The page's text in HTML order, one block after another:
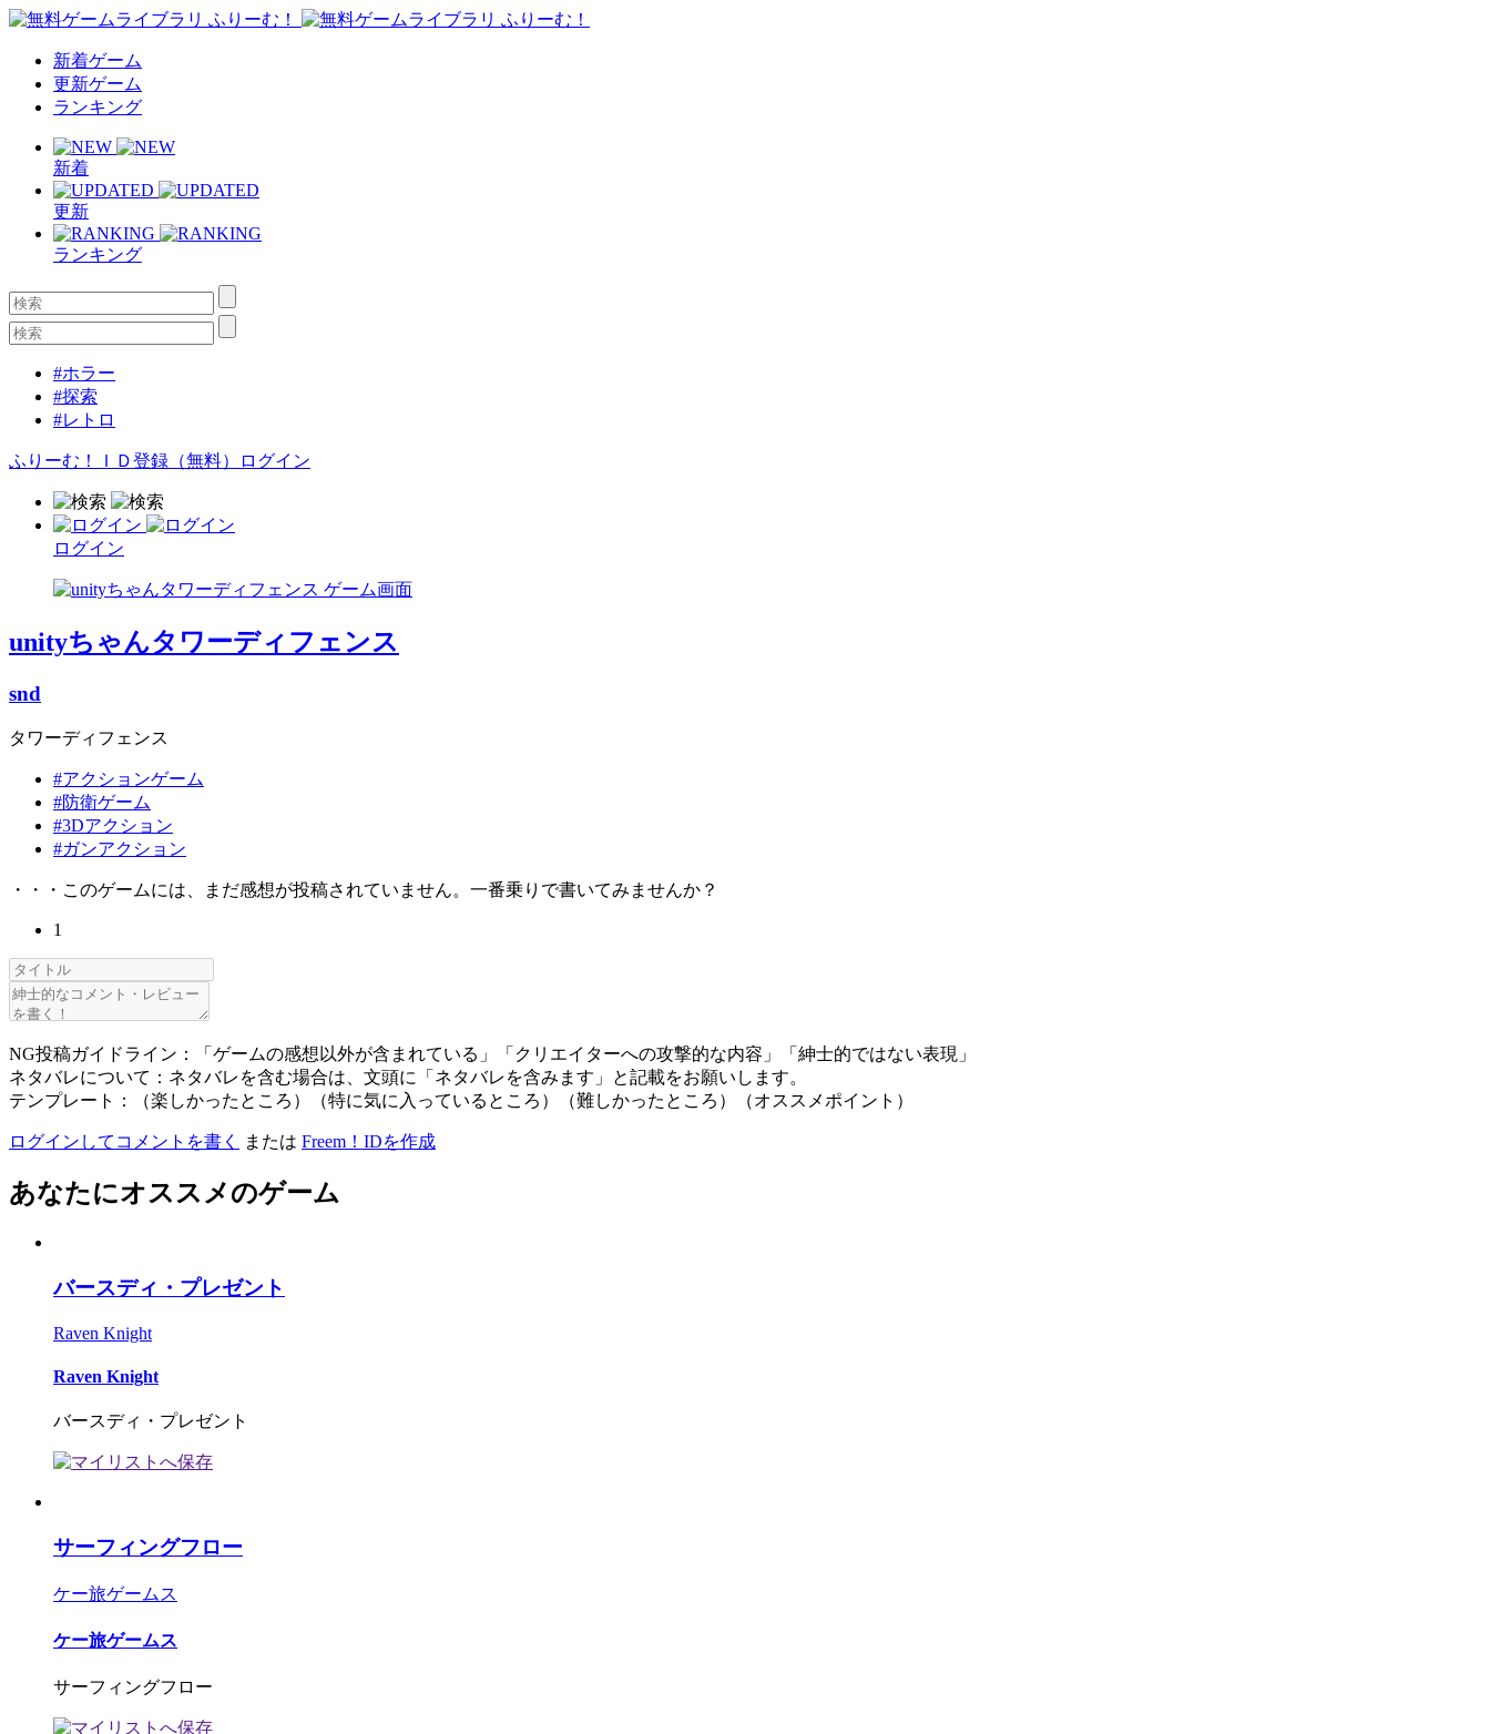
新着ゲーム
更新ゲーム
ランキング
新着
更新
ランキング
#ホラー
#探索
#レトロ
ふりーむ！ＩＤ登録（無料） ログイン
ログイン
unityちゃんタワーディフェンス
snd
タワーディフェンス
#アクションゲーム
#防衛ゲーム
#3Dアクション
#ガンアクション
・・・このゲームには、まだ感想が投稿されていません。一番乗りで書いてみませんか？
1
NG投稿ガイドライン：「ゲームの感想以外が含まれている」「クリエイターへの攻撃的な内容」「紳士的ではない表現」
ネタバレについて：ネタバレを含む場合は、文頭に「ネタバレを含みます」と記載をお願いします。
テンプレート：（楽しかったところ）（特に気に入っているところ）（難しかったところ）（オススメポイント）
ログインしてコメントを書く または Freem！IDを作成
あなたにオススメのゲーム
バースディ・プレゼント
Raven Knight
Raven Knight
バースディ・プレゼント
サーフィングフロー
ケー旅ゲームス
ケー旅ゲームス
サーフィングフロー